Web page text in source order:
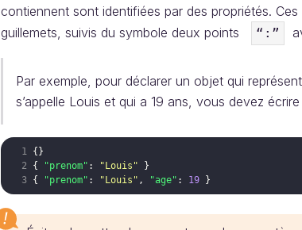
contiennent sont identifiées par des propriétés.
guillemets, suivis du symbole deux points
“:”
Par exemple, pour déclarer un objet qui
s’appelle Louis et qui a 19 ans, vous devez écrire
{ }
{
"prenom" : "Louis"
}
{
"prenom" : "Louis" , "age" : 19 }